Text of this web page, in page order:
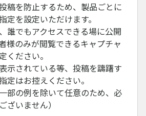
稿を防止するため、製品ごとに
定を設定いただけます。
誰でもアクセスできる場に公開
様のみが閲覧できるキャプチャ
ください。
示されている等、投稿を躊躇す
定はお控えください。
部の例を除いて任意のため、必
ざいません）